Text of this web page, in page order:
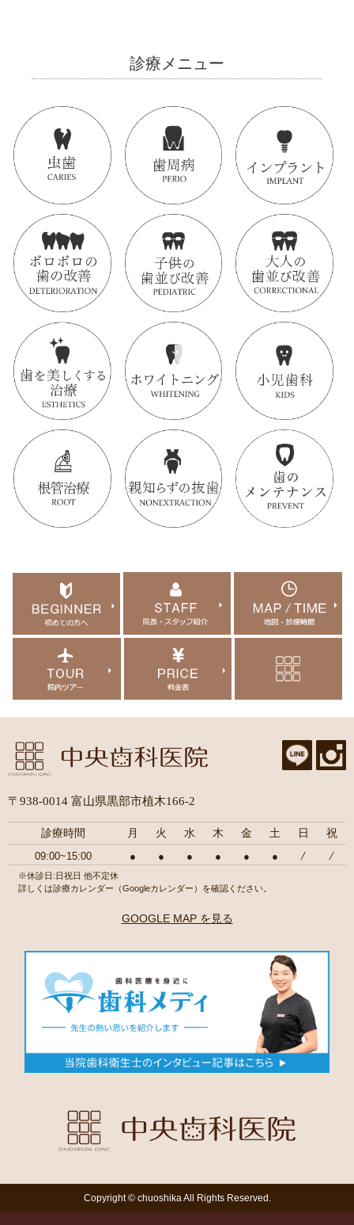
診療メニュー
〒938-0014 富山県黒部市植木166-2
診療時間 月 火 水 木 金 土 日 祝
09:00~15:00 ● ● ● ● ● ● ⁄ ⁄
※休診日:日祝日 他不定休
詳しくは診療カレンダー（Googleカレンダー）を確認ください。
GOOGLE MAP を見る
Copyright © chuoshika All Rights Reserved.